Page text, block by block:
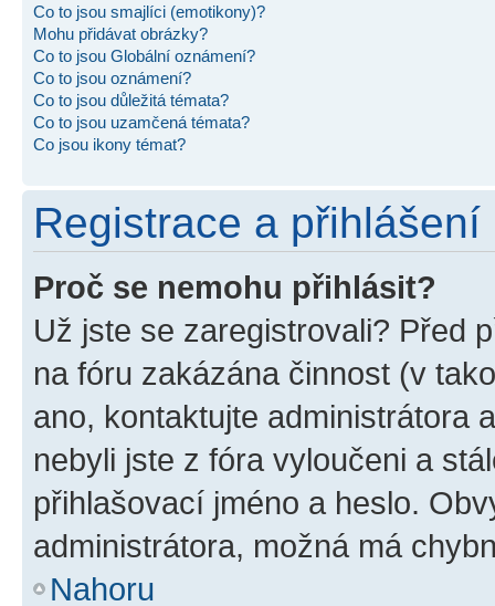
Co to jsou smajlíci (emotikony)?
Mohu přidávat obrázky?
Co to jsou Globální oznámení?
Co to jsou oznámení?
Co to jsou důležitá témata?
Co to jsou uzamčená témata?
Co jsou ikony témat?
Registrace a přihlášení
Proč se nemohu přihlásit?
Už jste se zaregistrovali? Před
na fóru zakázána činnost (v
ano, kontaktujte administrátora
nebyli jste z fóra vyloučeni a
přihlašovací jméno a heslo.
administrátora, možná má
Nahoru